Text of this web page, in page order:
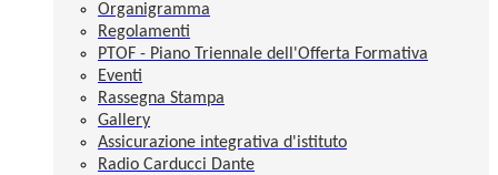
Organigramma
Regolamenti
PTOF - Piano Triennale dell'Offerta Formativa
Eventi
Rassegna Stampa
Gallery
Assicurazione integrativa d'istituto
Radio Carducci Dante